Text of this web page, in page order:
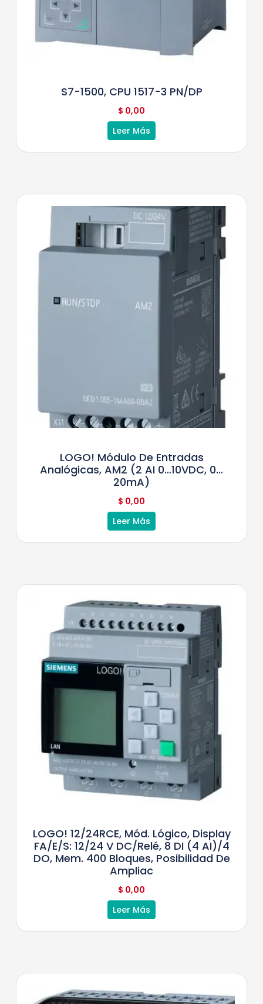
S7-1500, CPU 1517-3 PN/DP
$ 0,00
Leer Más
LOGO! Módulo De Entradas
Analógicas, AM2 (2 AI 0…10VDC, 0…
20mA)
$ 0,00
Leer Más
LOGO! 12/24RCE, Mód. Lógico, Display
FA/E/S: 12/24 V DC/relé, 8 DI (4 AI)/4
DO, Mem. 400 Bloques, Posibilidad De
Ampliac
$ 0,00
Leer Más